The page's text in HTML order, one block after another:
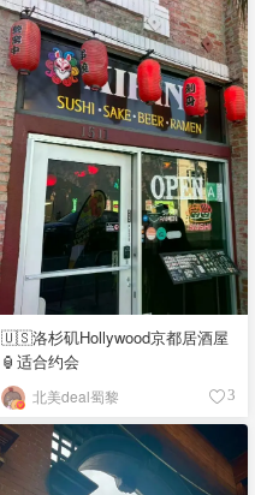
🇺🇸洛杉矶Hollywood京都居酒屋
🏮适合约会
北美deal蜀黎 3